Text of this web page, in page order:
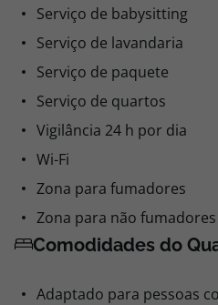
Serviço de babysitting
Serviço de lavandaria
Serviço de paquete
Serviço de quartos
Vigilância 24 h por dia
Wi-Fi
Zona para fumadores
Zona para não fumadores
Comodidades do
Adaptado para pessoas